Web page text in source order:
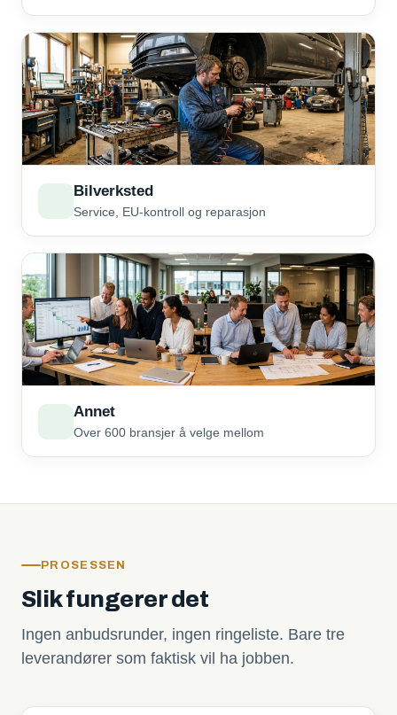
Bilverksted
Service, EU-kontroll og reparasjon
Annet
Over 600 bransjer å velge mellom
PROSESSEN
Slik fungerer det
Ingen anbudsrunder, ingen ringeliste. Bare tre
leverandører som faktisk vil ha jobben.